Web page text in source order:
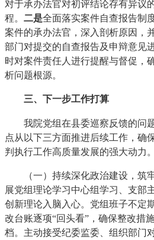
对于承办法官对初评结论存有异议
程。二是全面落实案件自查报告制
案件的承办法官，深入剖析原因，
部门对提交的自查报告及申辩意见
时对案件责任人进行提醒与督促，
析问题根源。
三、下一步工作打算
我院党组在县委巡察反馈的问
点从以下三方面推进后续工作，确
判执行工作高质量发展的强大动力。
（一）持续深化政治建设，筑
展党组理论学习中心组学习、支部
创新理论入脑入心。党组班子不定
改台账逐项“回头看”，确保整改措
档。主动接受纪委监委、组织部门